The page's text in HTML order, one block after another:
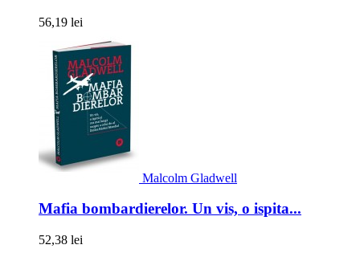
56,19 lei
Malcolm Gladwell
Mafia bombardierelor. Un vis, o ispita...
52,38 lei